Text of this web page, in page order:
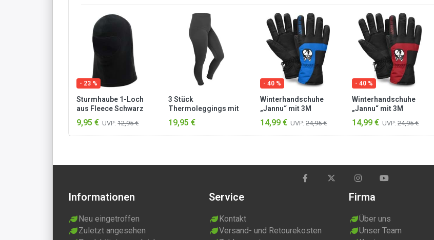
- 23 %
Sturmhaube 1-Loch
aus Fleece Schwarz
9,95 € UVP: 12,95 €
3 Stück
Thermoleggings mit
weichem Innenfleece
Anthrazit
19,95 €
- 40 %
Winterhandschuhe
„Jannu“ mit 3M
Thinsulate™ (40 g)
Blau
14,99 € UVP: 24,95 €
- 40 %
Winterhandschuhe
„Jannu“ mit 3M
Thinsulate™ (40 g) Rot
14,99 € UVP: 24,95 €
Informationen
Neu eingetroffen
Zuletzt angesehen
Service
Kontakt
Versand- und Retourekosten
Firma
Über uns
Unser Team